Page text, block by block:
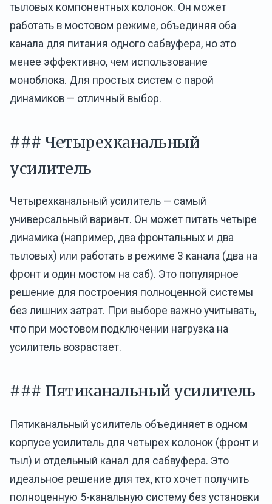
тыловых компонентных колонок. Он может
работать в мостовом режиме, объединяя оба
канала для питания одного сабвуфера, но это
менее эффективно, чем использование
моноблока. Для простых систем с парой
динамиков — отличный выбор.
### Четырехканальный
усилитель
Четырехканальный усилитель — самый
универсальный вариант. Он может питать четыре
динамика (например, два фронтальных и два
тыловых) или работать в режиме 3 канала (два на
фронт и один мостом на саб). Это популярное
решение для построения полноценной системы
без лишних затрат. При выборе важно учитывать,
что при мостовом подключении нагрузка на
усилитель возрастает.
### Пятиканальный усилитель
Пятиканальный усилитель объединяет в одном
корпусе усилитель для четырех колонок (фронт и
тыл) и отдельный канал для сабвуфера. Это
идеальное решение для тех, кто хочет получить
полноценную 5-канальную систему без установки